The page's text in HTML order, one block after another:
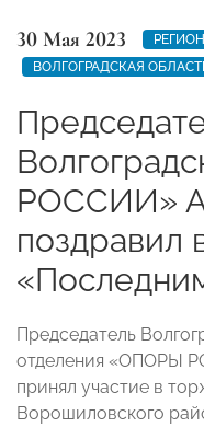
30 Мая 2023
ВОЛГОГРАДСКАЯ
РОССИИ»
поздравил
Председатель
отделения «ОПОРЫ
принял участие в
Ворошиловского